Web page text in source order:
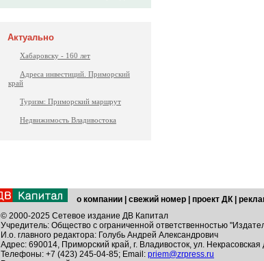
Актуально
Хабаровску - 160 лет
Адреса инвестиций. Приморский
край
Туризм: Приморский маршрут
Недвижимость Владивостока
о компании свежий номер проект ДК
© 2000-2025 Сетевое издание ДВ Капитал
Учредитель: Общество с ограниченной ответственностью
И.о. главного редактора: Голубь Андрей Александрович
Адрес: 690014, Приморский край, г. Владивосток, ул.
Телефоны: +7 (423) 245-04-85; Email: priem@zrpress.ru